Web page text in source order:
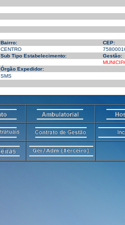
Bairro:
CEP:
CENTRO
Sub Tipo Estabelecimento:
Gestão:
Órgão Expedidor:
SMS